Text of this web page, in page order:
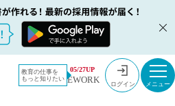
教育の仕事を
もっと知りたい
05/27UP
EWORK ログイン
採用情報
採用